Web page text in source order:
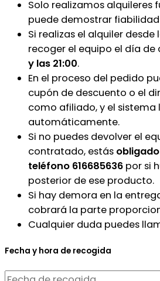
Solo realizamos alquileres
puede demostrar fiabilidad
Si realizas el alquiler desde
recoger el equipo el día de
y las 21:00.
En el proceso del pedido
cupón de descuento o el
como afiliado, y el sistema
automáticamente.
Si no puedes devolver el
contratado, estás obligado
teléfono 616685636 por si
posterior de ese producto.
Si hay demora en la
cobrará la parte
Cualquier duda puedes
Fecha y hora de recogida